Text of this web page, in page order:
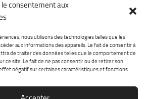
le consentement aux
nous utilisons des technologies telles que les
aux informations des appareils. Le fait de consentir à
de traiter des données telles que le comportement de
ce site. Le fait de ne pas consentir ou de retirer son
négatif sur certaines caractéristiques et fonctions.
former les employés en situations de crise
conducteurs : une révolution pour